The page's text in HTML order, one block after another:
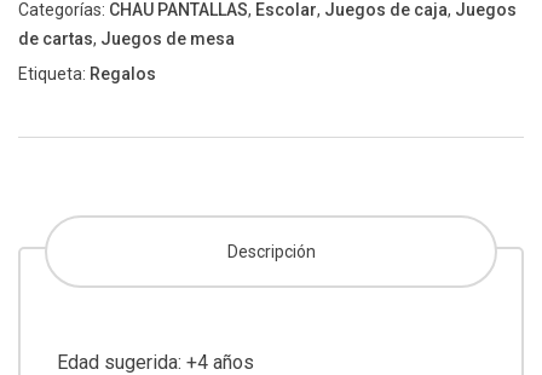
Categorías: CHAU PANTALLAS, Escolar, Juegos de caja, Juegos
de cartas, Juegos de mesa
Etiqueta: Regalos
Descripción
Edad sugerida: +4 años